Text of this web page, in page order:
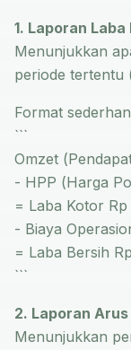
1. Laporan
Menunjukkan
periode tertentu
Format
```
Omzet
- HPP (Harga
= Laba Kotor
- Biaya
= Laba Bersih
```
2. Laporan
Menunjukkan